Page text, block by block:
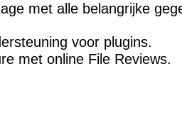
met alle belangrijke
voor plugins.
met online File Reviews.